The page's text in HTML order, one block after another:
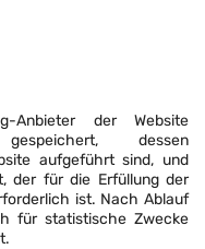
Anbieter der Website
gespeichert, dessen
aufgeführt sind, und
der für die Erfüllung der
ist. Nach Ablauf
für statistische Zwecke